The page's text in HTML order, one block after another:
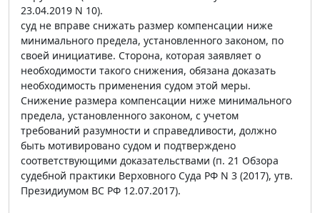
23.04.2019 N 10).
суд не вправе снижать размер компенсации ниже
минимального предела, установленного законом, по
своей инициативе. Сторона, которая заявляет о
необходимости такого снижения, обязана доказать
необходимость применения судом этой меры.
Снижение размера компенсации ниже минимального
предела, установленного законом, с учетом
требований разумности и справедливости, должно
быть мотивировано судом и подтверждено
соответствующими доказательствами (п. 21 Обзора
судебной практики Верховного Суда РФ N 3 (2017), утв.
Президиумом ВС РФ 12.07.2017).